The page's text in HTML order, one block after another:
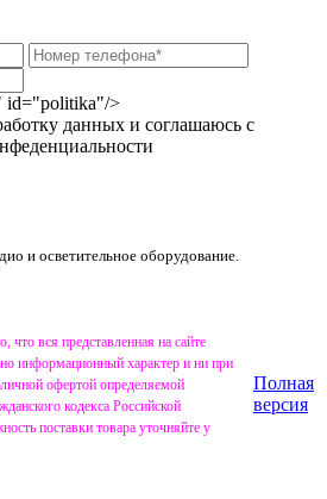
id="politika"/>
данных и соглашаюсь с
и осветительное оборудование.
вся представленная на сайте
информационный характер и ни при
офертой определяемой
кодекса Российской
поставки товара уточняйте у
Полная
версия